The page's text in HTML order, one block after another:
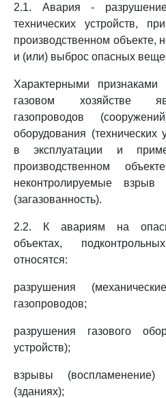
2.1. Авария -
технических устройств,
производственном объекте,
и (или) выброс опасных
Характерными
газовом хозяйстве
газопроводов
оборудования (технических
в эксплуатации и
производственном
неконтролируемые
(загазованность).
2.2. К авариям на
объектах,
относятся:
разрушения
газопроводов;
разрушения газового
устройств);
взрывы
(зданиях);